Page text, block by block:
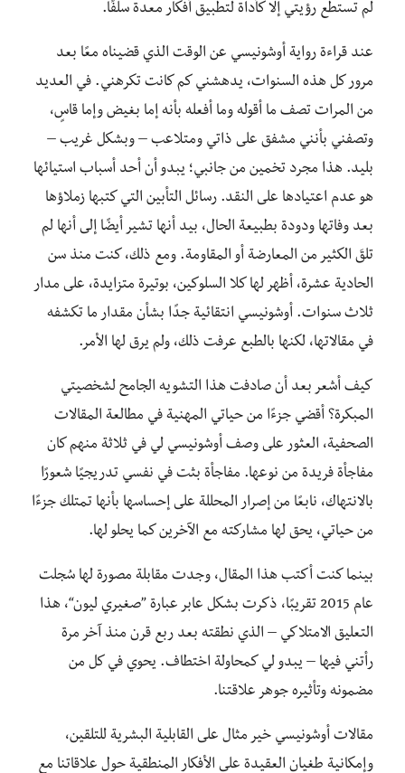
لم تستطع رؤيتي إلَّا كأداة لتطبيق أفكار معدة سلفًا.
عند قراءة رواية أوشونيسي عن الوقت الذي قضيناه معًا بعد
مرور كل هذه السنوات، يدهشني كم كانت تكرهني. في العديد
من المرات تصف ما أقوله وما أفعله بأنه إما بغيض وإما قاسٍ،
وتصفني بأنني مشفق على ذاتي ومتلاعب – وبشكل غريب –
بليد. هذا مجرد تخمين من جانبي؛ يبدو أن أحد أسباب استيائها
هو عدم اعتيادها على النقد. رسائل التأبين التي كتبها زملاؤها
بعد وفاتها ودودة بطبيعة الحال، بيد أنها تشير أيضًا إلى أنها لم
تلقَ الكثير من المعارضة أو المقاومة. ومع ذلك، كنت منذ سن
الحادية عشرة، أظهر لها كلا السلوكين، بوتيرة متزايدة، على مدار
ثلاث سنوات. أوشونيسي انتقائية جدًا بشأن مقدار ما تكشفه
في مقالاتها، لكنها بالطبع عرفت ذلك، ولم يرق لها الأمر.
كيف أشعر بعد أن صادفت هذا التشويه الجامح لشخصيتي
المبكرة؟ أقضي جزءًا من حياتي المهنية في مطالعة المقالات
الصحفية، العثور على وصف أوشونيسي لي في ثلاثة منهم كان
مفاجأة فريدة من نوعها. مفاجأة بثت في نفسي تدريجيًا شعورًا
بالانتهاك، نابعًا من إصرار المحللة على إحساسها بأنها تمتلك جزءًا
من حياتي، يحق لها مشاركته مع الآخرين كما يحلو لها.
بينما كنت أكتب هذا المقال، وجدت مقابلة مصورة لها سُجلت
عام 2015 تقريبًا، ذكرت بشكل عابر عبارة ”صغيري ليون“، هذا
التعليق الامتلاكي – الذي نطقته بعد ربع قرن منذ آخر مرة
رأتني فيها – يبدو لي كمحاولة اختطاف. يحوي في كل من
مضمونه وتأثيره جوهر علاقتنا.
مقالات أوشونيسي خير مثال على القابلية البشرية للتلقين،
وإمكانية طغيان العقيدة على الأفكار المنطقية حول علاقاتنا مع